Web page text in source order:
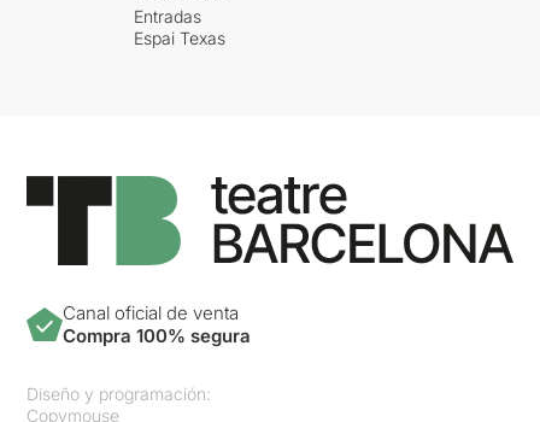
Entradas
Espai Texas
Canal oficial de venta
Compra 100% segura
Diseño y programación:
Copymouse